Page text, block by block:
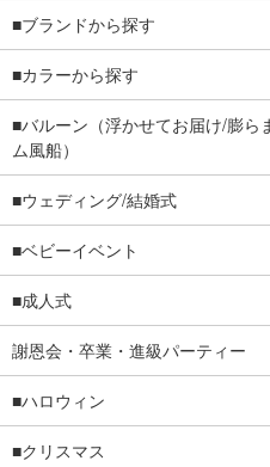
■ブランドから探す
■カラーから探す
■バルーン（浮かせてお届け/膨ら
ム風船）
■ウェディング/結婚式
■ベビーイベント
■成人式
謝恩会・卒業・進級パーティー
■ハロウィン
■クリスマス